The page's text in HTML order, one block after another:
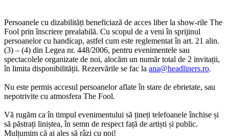
Persoanele cu dizabilități beneficiază de acces liber la show-rile The
Fool prin înscriere prealabilă. Cu scopul de a veni în sprijinul
persoanelor cu handicap, astfel cum este reglementat în art. 21 alin.
(3) – (4) din Legea nr. 448/2006, pentru evenimentele sau
spectacolele organizate de noi, alocăm un număr total de 2 invitații,
în limita disponibilității. Rezervările se fac la ana@headliners.ro.
Nu este permis accesul persoanelor aflate în stare de ebrietate, sau
nepotrivite cu atmosfera The Fool.
Vă rugăm ca în timpul evenimentului să țineți telefoanele închise și
să păstrați liniștea, în semn de respect față de artiști și public.
Mulțumim că ai ales să râzi cu noi!